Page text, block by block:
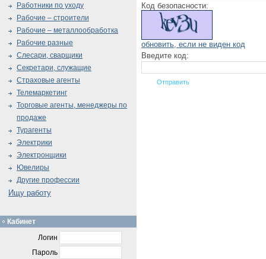
Код безопасности:
обновить, если не виден код
Введите код:
Работники по уходу
Рабочие – строители
Рабочие – металлообработка
Рабочие разные
Слесари, сварщики
Секретари, служащие
Страховые агенты
Телемаркетинг
Торговые агенты, менеджеры по
продаже
Турагенты
Электрики
Электронщики
Ювелиры
Другие профессии
Ищу работу
Кабинет
Логин
Пароль